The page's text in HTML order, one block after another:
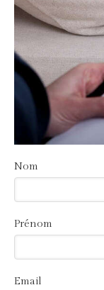
Nom
Prénom
Email